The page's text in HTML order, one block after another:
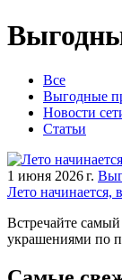
Все
Выгодные
Новости
Статьи
1 июня 2026 г.
Лето начинается,
Встречайте
украшениями по